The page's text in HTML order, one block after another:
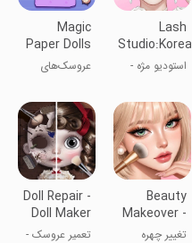
Lash
Studio:Korean
Makeup
Game
استودیو مژه -
آرایشی·چشم
Magic
Paper Dolls
Dress Up
DIY
عروسک‌های
بازی‌های لباس
Beauty
Makeover -
Makeup
تغییر چهره
Doll Repair -
Doll Maker
تعمیر عروسک -